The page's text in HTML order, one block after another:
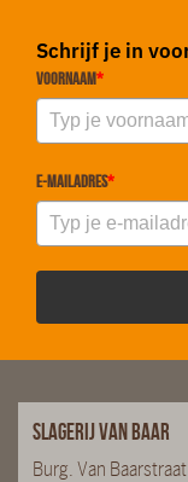
Schrijf je in
Voornaam*
E-mailadres*
Slagerij van Baar
Burg. Van